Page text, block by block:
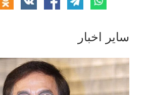
سایر اخبار